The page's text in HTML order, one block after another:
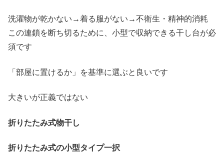
洗濯物が乾かない→着る服がない→不衛生・精神的消耗
この連鎖を断ち切るために、小型で収納できる干し台が必
須です
「部屋に置けるか」を基準に選ぶと良いです
大きいが正義ではない
折りたたみ式物干し
折りたたみ式の小型タイプ一択